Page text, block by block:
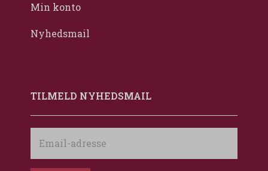
Min konto
Nyhedsmail
TILMELD NYHEDSMAIL
adresse